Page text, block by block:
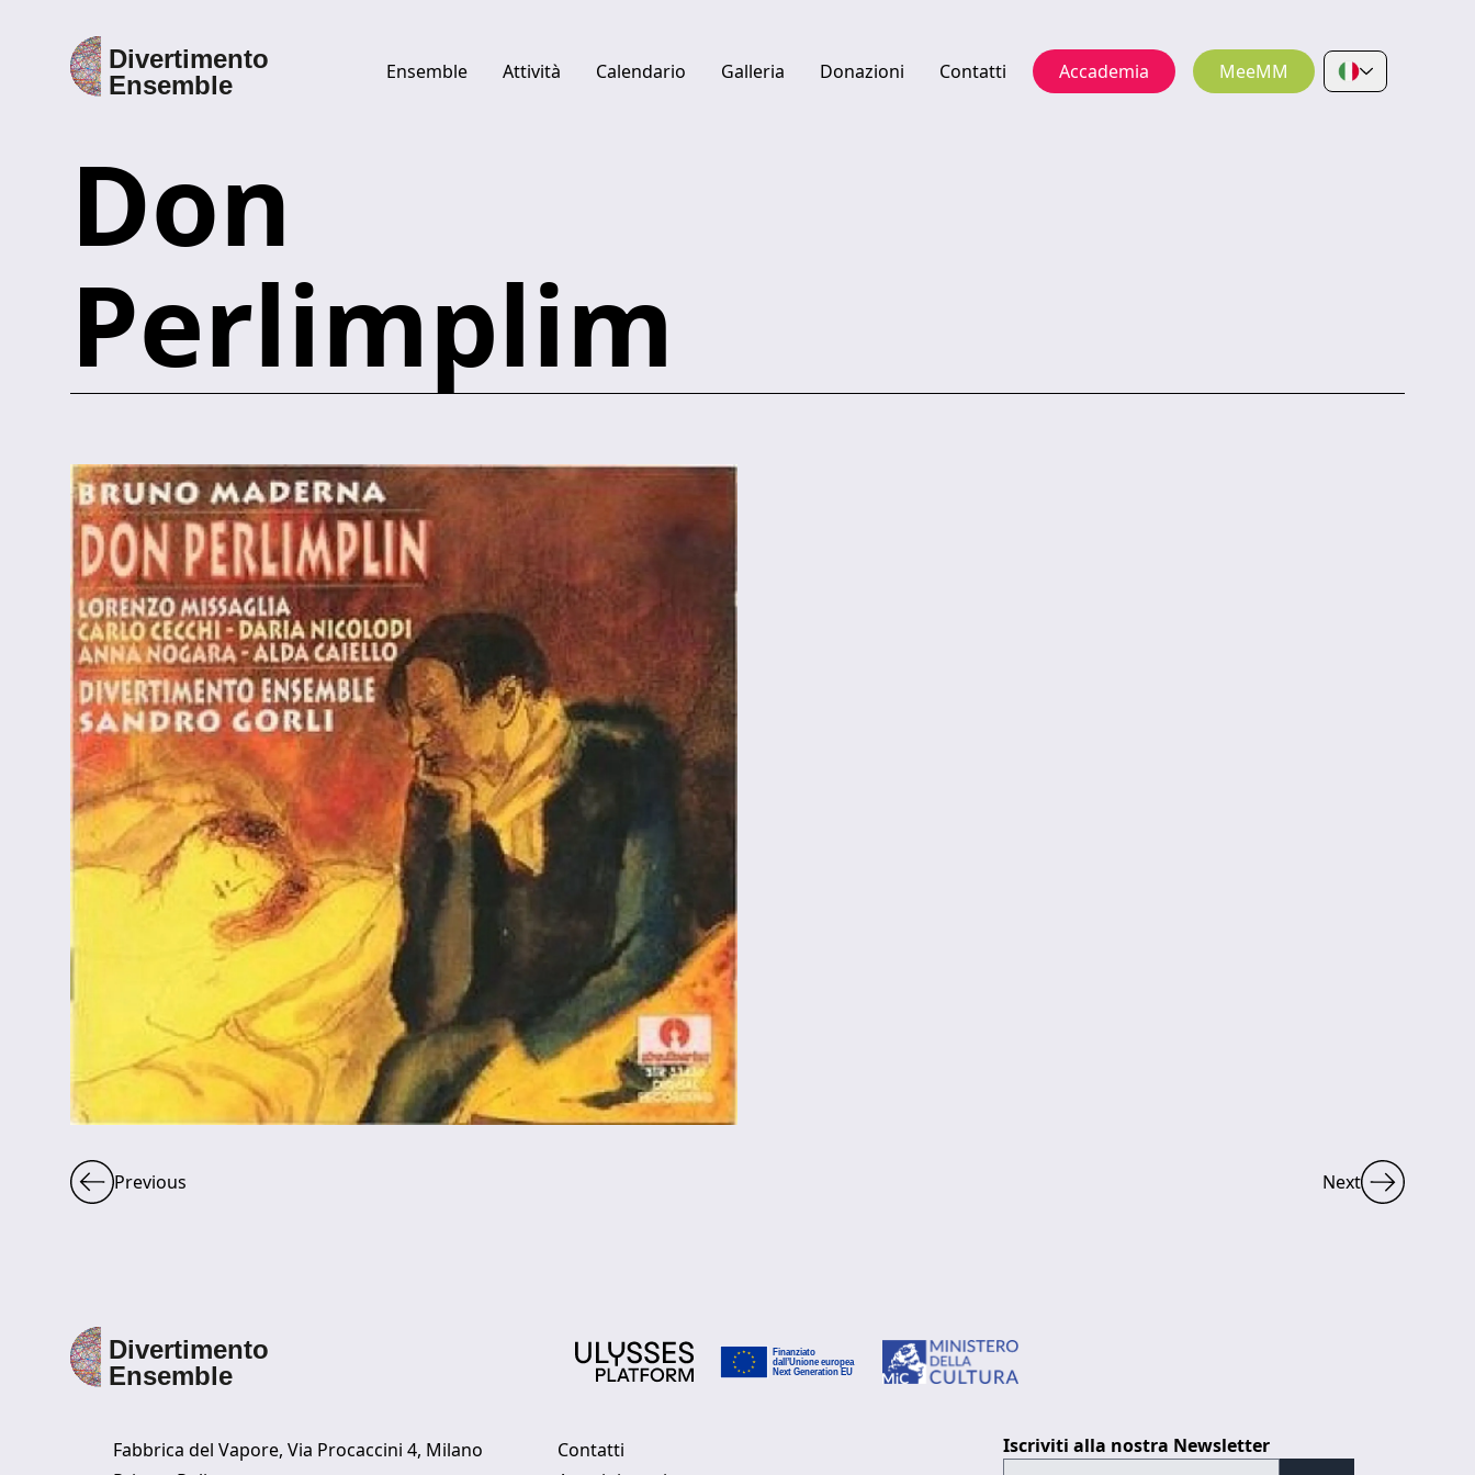
Ensemble
Discover Divertimento Ensemble
Ensemble
Direttore
Esecutori
Discografia
Attività Calendario Galleria Donazioni Contatti Accademia MeeMM
Don
Perlimplim
Previous Next
Fabbrica del Vapore, Via Procaccini 4, Milano
Contatti
Iscriviti alla nostra Newsletter